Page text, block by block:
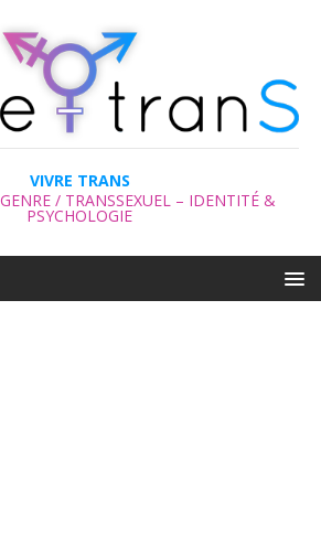
VIVRE TRANS
/ TRANSSEXUEL – IDENTITÉ &
PSYCHOLOGIE